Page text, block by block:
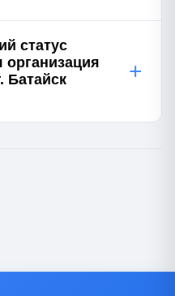
статус
организация
Батайск
+